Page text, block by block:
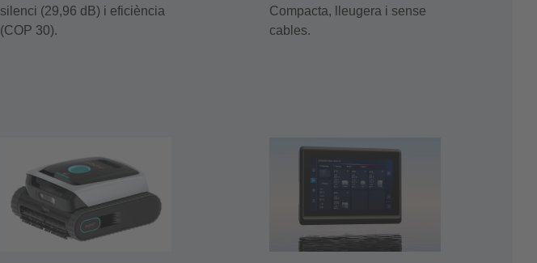
silenci (29,96 dB) i eficiència
(COP 30).
Compacta, lleugera i sense
cables.